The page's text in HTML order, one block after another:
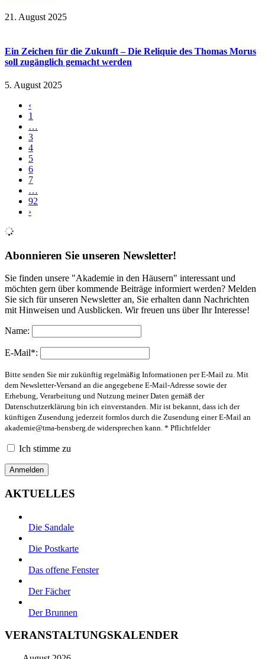
21. August 2025
Ein Zeichen für die Zukunft – Die Reliquie des Thomas Morus
soll zugänglich gemacht werden
5. August 2025
‹
1
…
3
4
5
6
7
…
92
›
Abonnieren Sie unseren Newsletter!
Sie finden unsere "Akademie in den Häusern" interessant und
möchten gern über kommende Beiträge informiert werden? Melden
Sie sich für unseren Newsletter an, Sie erhalten dann Nachrichten
mit Hinweisen und Ausblicken. Wir freuen uns über Ihr Interesse!
Name:
E-Mail*:
Bitte senden Sie mir zukünftig regelmäßig Informationen per E-Mail zu. Mit
dem Newsletter-Versand an die angegebene E-Mail-Adresse sowie der
Erhebung, Verarbeitung und Nutzung meiner Daten gemäß der
Datenschutzerklärung bin ich einverstanden. Mir ist bekannt, dass ich der
künftigen Zusendung jederzeit formlos durch die Zusendung einer E-Mail an
akademie@tma-bensberg.de widersprechen kann. * Pflichtfelder
Ich stimme zu
AKTUELLES
Die Sandale
Die Postkarte
Das offene Fenster
Der Fächer
Der Brunnen
VERANSTALTUNGSKALENDER